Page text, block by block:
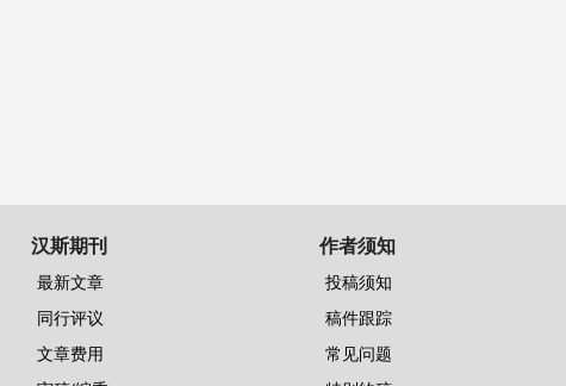
汉斯期刊
最新文章
同行评议
文章费用
作者须知
投稿须知
稿件跟踪
常见问题